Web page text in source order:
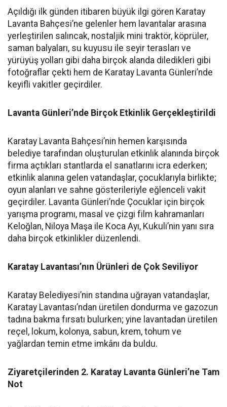
Açıldığı ilk günden itibaren büyük ilgi gören Karatay
Lavanta Bahçesi’ne gelenler hem lavantalar arasına
yerleştirilen salıncak, nostaljik mini traktör, köprüler,
saman balyaları, su kuyusu ile seyir terasları ve
yürüyüş yolları gibi daha birçok alanda diledikleri gibi
fotoğraflar çekti hem de Karatay Lavanta Günleri’nde
keyifli vakitler geçirdiler.
Lavanta Günleri’nde Birçok Etkinlik Gerçekleştirildi
Karatay Lavanta Bahçesi’nin hemen karşısında
belediye tarafından oluşturulan etkinlik alanında birçok
firma açtıkları stantlarda el sanatlarını icra ederken;
etkinlik alanına gelen vatandaşlar, çocuklarıyla birlikte;
oyun alanları ve sahne gösterileriyle eğlenceli vakit
geçirdiler. Lavanta Günleri’nde Çocuklar için birçok
yarışma programı, masal ve çizgi film kahramanları
Keloğlan, Niloya Maşa ile Koca Ayı, Kukuli’nin yanı sıra
daha birçok etkinlikler düzenlendi.
Karatay Lavantası’nın Ürünleri de Çok Seviliyor
Karatay Belediyesi’nin standına uğrayan vatandaşlar,
Karatay Lavantası’ndan üretilen dondurma ve gazozun
tadına bakma fırsatı bulurken; yine lavantadan üretilen
reçel, lokum, kolonya, sabun, krem, tohum ve
yağlardan temin etme imkânı da buldu.
Ziyaretçilerinden 2. Karatay Lavanta Günleri’ne Tam
Not